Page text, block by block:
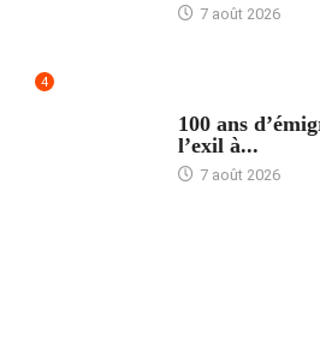
7 août 2026
4
100 ans
l’exil à...
7 août 2026